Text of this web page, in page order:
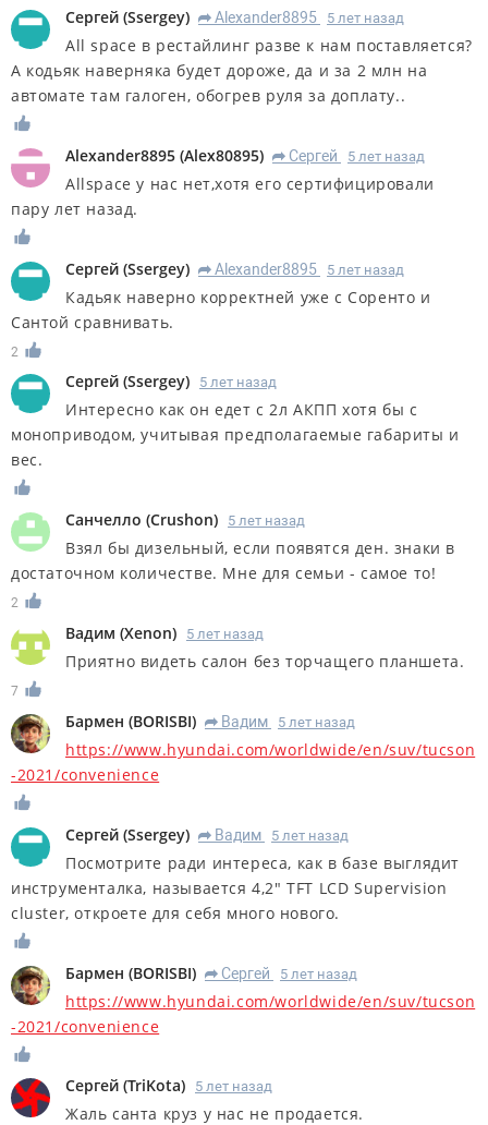
Сергей (Ssergey) R Alexander8895 5 лет назад
All space в рестайлинг разве к нам поставляется?
А кодьяк наверняка будет дороже, да и за 2 млн на
автомате там галоген, обогрев руля за доплату..
Alexander8895 (Alex80895) R Сергей 5 лет назад
Allspace у нас нет,хотя его сертифицировали
пару лет назад.
Сергей (Ssergey) R Alexander8895 5 лет назад
Кадьяк наверно корректней уже с Соренто и
Сантой сравнивать.
2
Сергей (Ssergey) 5 лет назад
Интересно как он едет с 2л АКПП хотя бы с
моноприводом, учитывая предполагаемые габариты и
вес.
Санчелло (Crushon) 5 лет назад
Взял бы дизельный, если появятся ден. знаки в
достаточном количестве. Мне для семьи - самое то!
2
Вадим (Xenon) 5 лет назад
Приятно видеть салон без торчащего планшета.
7
Бармен (BORISBI) R Вадим 5 лет назад
https://www.hyundai.com/worldwide/en/suv/tucson
-2021/convenience
Сергей (Ssergey) R Вадим 5 лет назад
Посмотрите ради интереса, как в базе выглядит
инструменталка, называется 4,2" TFT LCD Supervision
cluster, откроете для себя много нового.
Бармен (BORISBI) R Сергей 5 лет назад
https://www.hyundai.com/worldwide/en/suv/tucson
-2021/convenience
Сергей (TriKota) 5 лет назад
Жаль санта круз у нас не продается.